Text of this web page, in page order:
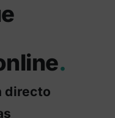
.
directo